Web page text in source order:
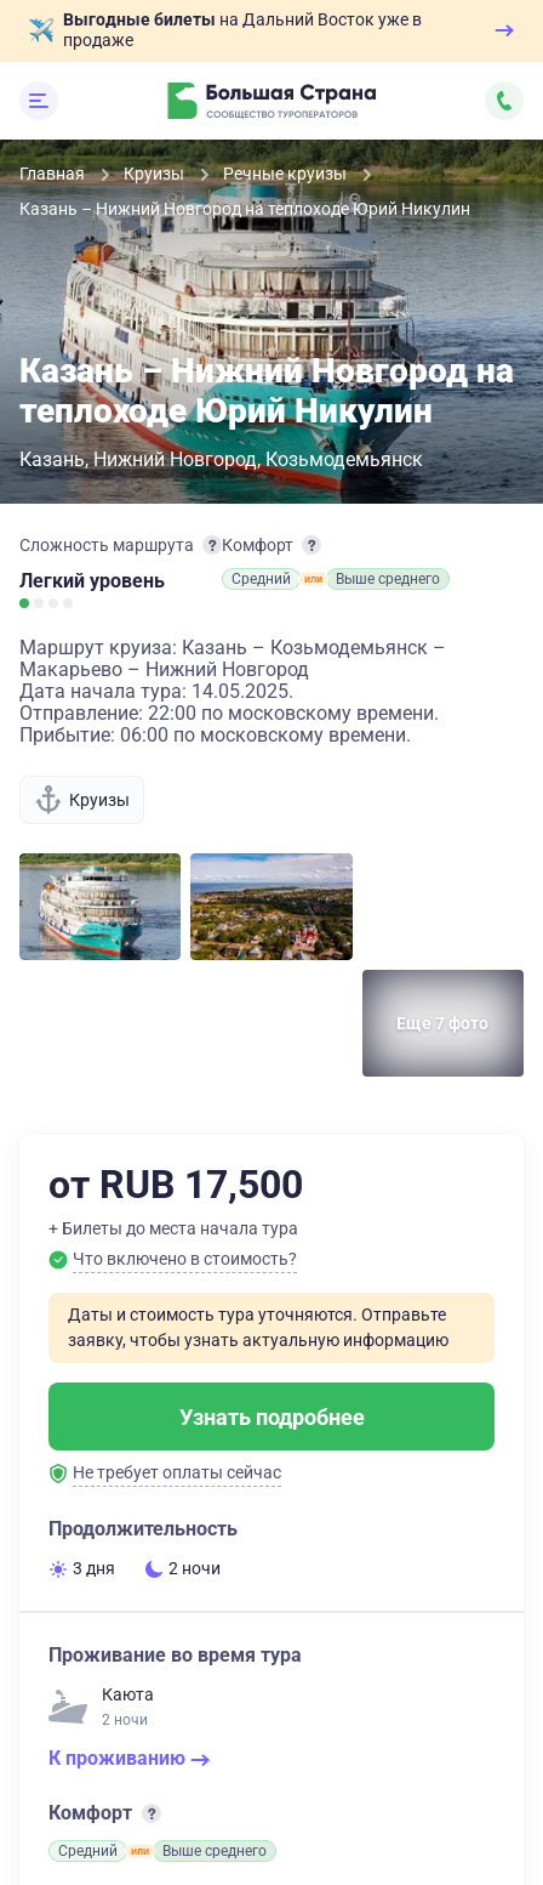
Выгодные билеты на Дальний Восток уже в
продаже
Главная Круизы
Речные круизы
Казань – Нижний Новгород на теплоходе Юрий Никулин
Казань – Нижний Новгород на
теплоходе Юрий Никулин
Казань Нижний Новгород Козьмодемьянск
Сложность маршрута
Легкий уровень
Комфорт
Средний Выше среднего
Маршрут круиза: Казань – Козьмодемьянск –
Макарьево – Нижний Новгород
Дата начала тура: 14.05.2025.
Отправление: 22:00 по московскому времени.
Прибытие: 06:00 по московскому времени.
Круизы
Еще 7 фото
от RUB 17,500
+ Билеты до места начала тура
Что включено в стоимость?
Даты и стоимость тура уточняются. Отправьте
заявку, чтобы узнать актуальную информацию
Узнать подробнее
Не требует оплаты сейчас
Продолжительность
3 дня 2 ночи
Проживание во время тура
Каюта
2 ночи
К проживанию
Комфорт
Средний Выше среднего